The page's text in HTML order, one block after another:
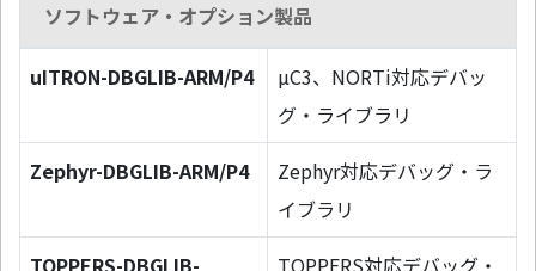
ソフトウェア・オプション製品
uITRON-DBGLIB-ARM/P4
µC3、NORTi対応デバッ
グ・ライブラリ
Zephyr-DBGLIB-ARM/P4
Zephyr対応デバッグ・ラ
イブラリ
TOPPERS-DBGLIB-
TOPPERS対応デバッグ・